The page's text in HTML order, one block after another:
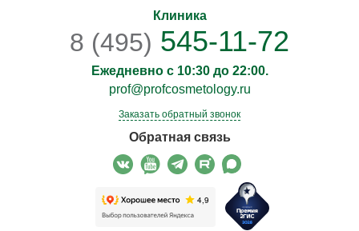
Клиника
8 (495) 545-11-72
Ежедневно с 10:30 до 22:00.
prof@profcosmetology.ru
Заказать обратный звонок
Обратная связь